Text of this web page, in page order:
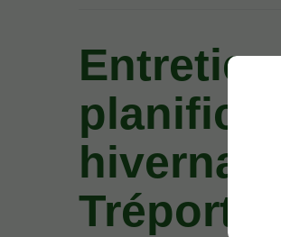
Tréport